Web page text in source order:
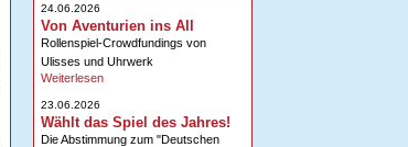
24.06.2026
Von Aventurien ins All
Rollenspiel-Crowdfundings von
Ulisses und Uhrwerk
Weiterlesen
23.06.2026
Wählt das Spiel des Jahres!
Die Abstimmung zum "Deutschen